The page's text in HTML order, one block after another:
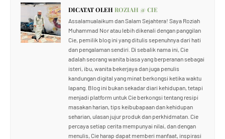
DICATAT OLEH ROZIAH @ CIE
Assalamualaikum dan Salam Sejahtera! Saya Roziah
Muhammad Nor atau lebih dikenali dengan panggilan
Cie, pemilik blog ini yang ditulis sepenuhnya dari hati
dan pengalaman sendiri. Di sebalik nama ini, Cie
adalah seorang wanita biasa yang berperanan sebagai
isteri, ibu, wanita bekerjaya dan juga penulis
kandungan digital yang minat berkongsi ketika waktu
lapang. Blog ini bukan sekadar diari kehidupan, tetapi
menjadi platform untuk Cie berkongsi tentang resipi
masakan harian, tips keibubapaan dan kehidupan
seharian, ulasan jujur produk dan perkhidmatan. Cie
percaya setiap cerita mempunyai nilai, dan dengan
menulis, Cie harap dapat memberi manfaat, inspirasi